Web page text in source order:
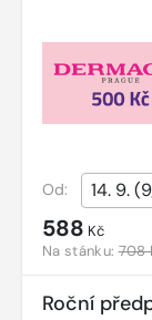
Od:
588 Kč
Na stánku:708
Roční